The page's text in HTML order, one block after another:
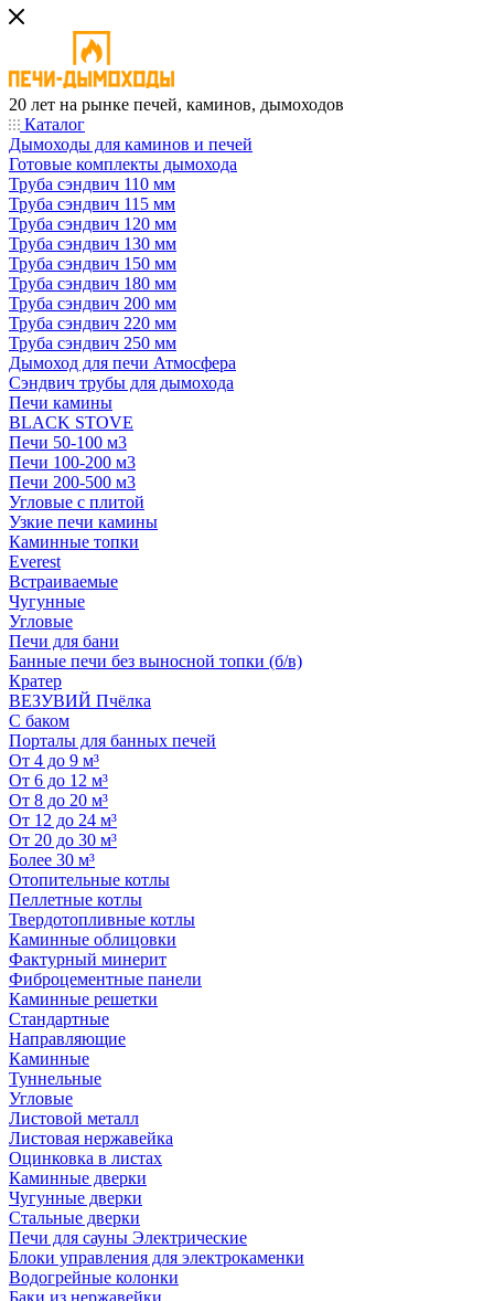
20 лет на рынке печей, каминов, дымоходов
Каталог
Дымоходы для каминов и печей
Готовые комплекты дымохода
Труба сэндвич 110 мм
Труба сэндвич 115 мм
Труба сэндвич 120 мм
Труба сэндвич 130 мм
Труба сэндвич 150 мм
Труба сэндвич 180 мм
Труба сэндвич 200 мм
Труба сэндвич 220 мм
Труба сэндвич 250 мм
Дымоход для печи Атмосфера
Сэндвич трубы для дымохода
Печи камины
BLACK STOVE
Печи 50-100 м3
Печи 100-200 м3
Печи 200-500 м3
Угловые с плитой
Узкие печи камины
Каминные топки
Everest
Встраиваемые
Чугунные
Угловые
Печи для бани
Банные печи без выносной топки (б/в)
Кратер
ВЕЗУВИЙ Пчёлка
С баком
Порталы для банных печей
От 4 до 9 м³
От 6 до 12 м³
От 8 до 20 м³
От 12 до 24 м³
От 20 до 30 м³
Более 30 м³
Отопительные котлы
Пеллетные котлы
Твердотопливные котлы
Каминные облицовки
Фактурный минерит
Фиброцементные панели
Каминные решетки
Стандартные
Направляющие
Каминные
Туннельные
Угловые
Листовой металл
Листовая нержавейка
Оцинковка в листах
Каминные дверки
Чугунные дверки
Стальные дверки
Печи для сауны Электрические
Блоки управления для электрокаменки
Водогрейные колонки
Баки из нержавейки